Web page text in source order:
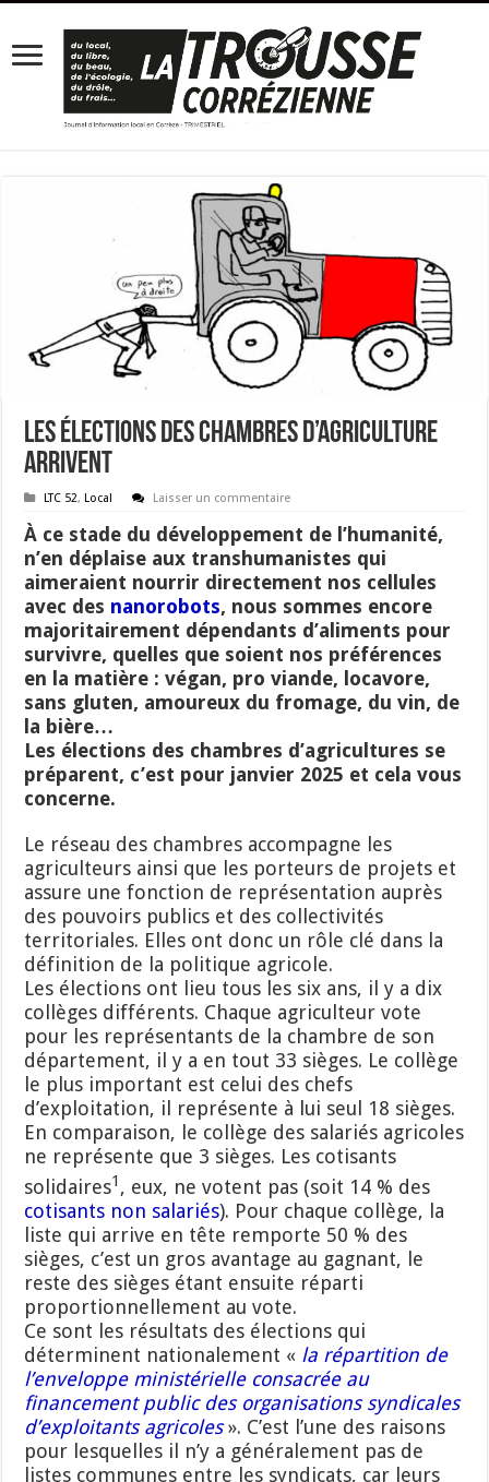
Les élections des chambres d’agriculture
arrivent
LTC 52, Local Laisser un commentaire
À ce stade du développement de l’humanité,
n’en déplaise aux transhumanistes qui
aimeraient nourrir directement nos cellules
avec des nanorobots, nous sommes encore
majoritairement dépendants d’aliments pour
survivre, quelles que soient nos préférences
en la matière : végan, pro viande, locavore,
sans gluten, amoureux du fromage, du vin, de
la bière…
Les élections des chambres d’agricultures se
préparent, c’est pour janvier 2025 et cela vous
concerne.
Le réseau des chambres accompagne les
agriculteurs ainsi que les porteurs de projets et
assure une fonction de représentation auprès
des pouvoirs publics et des collectivités
territoriales. Elles ont donc un rôle clé dans la
définition de la politique agricole.
Les élections ont lieu tous les six ans, il y a dix
collèges différents. Chaque agriculteur vote
pour les représentants de la chambre de son
département, il y a en tout 33 sièges. Le collège
le plus important est celui des chefs
d’exploitation, il représente à lui seul 18 sièges.
En comparaison, le collège des salariés agricoles
ne représente que 3 sièges. Les cotisants
solidaires1 , eux, ne votent pas (soit 14 % des
cotisants non salariés). Pour chaque collège, la
liste qui arrive en tête remporte 50 % des
sièges, c’est un gros avantage au gagnant, le
reste des sièges étant ensuite réparti
proportionnellement au vote.
Ce sont les résultats des élections qui
déterminent nationalement « la répartition de
l’enveloppe ministérielle consacrée au
financement public des organisations syndicales
d’exploitants agricoles». C’est l’une des raisons
pour lesquelles il n’y a généralement pas de
listes communes entre les syndicats, car leurs